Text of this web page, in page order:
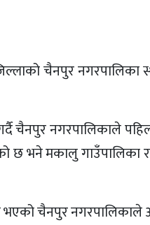
चैनपुर नगरपालिका
चैनपुर नगरपालिकाले
गरेको छ भने मकालु
चैनपुर नगरपालिकाले